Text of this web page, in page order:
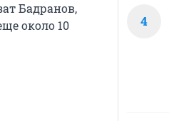
Бадранов,
около 10
4